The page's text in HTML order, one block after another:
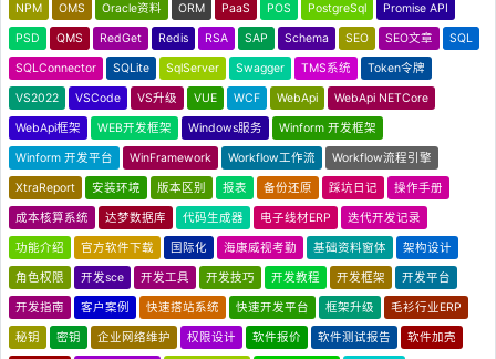
NPM OMS Oracle资料 ORM PaaS POS PostgreSql Promise API
PSD QMS RedGet Redis RSA SAP Schema SEO SEO文章 SQL
SQLConnector SQLite SqlServer Swagger TMS系统 Token令牌
VS2022 VSCode VS升级 VUE WCF WebApi WebApi NETCore
WebApi框架 WEB开发框架 Windows服务 Winform 开发框架
Winform 开发平台 WinFramework Workflow工作流 Workflow流程引擎
XtraReport 安装环境 版本区别 报表 备份还原 踩坑日记 操作手册
成本核算系统 达梦数据库 代码生成器 电子线材ERP 迭代开发记录
功能介绍 官方软件下载 国际化 海康威视考勤 基础资料窗体 架构设计
角色权限 开发sce 开发工具 开发技巧 开发教程 开发框架 开发平台
开发指南 客户案例 快速搭站系统 快速开发平台 框架升级 毛衫行业ERP
秘钥 密钥 企业网络维护 权限设计 软件报价 软件测试报告 软件加壳